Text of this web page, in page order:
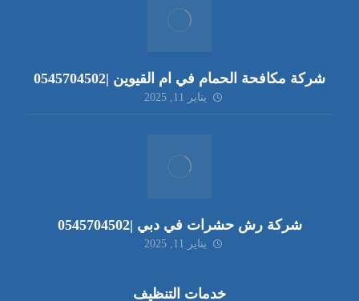
شركة مكافحة الحمام في ام القيوين |0545704502
يناير 11, 2025
شركة رش حشرات في دبي |0545704502
يناير 11, 2025
خدمات التنظيف